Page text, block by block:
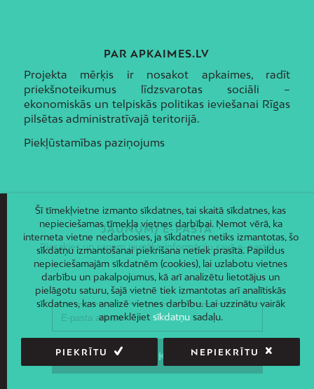
PAR APKAIMES.LV
Projekta mērķis ir nosakot apkaimes, radīt
priekšnoteikumus līdzsvarotas sociāli –
ekonomiskās un telpiskās politikas ieviešanai Rīgas
pilsētas administratīvajā teritorijā.
Piekļūstamības paziņojums
JAUNUMI E-PASTĀ
Piesakies un saņem jaunāko informāciju savā e-pastā!
Šī tīmekļvietne izmanto sīkdatnes, tai skaitā sīkdatnes, kas
nepieciešamas tīmekļa vietnes darbībai. Ņemot vērā, ka
interneta vietne nedarbosies, ja sīkdatnes netiks izmantotas, šo
sīkdatņu izmantošanai piekrišana netiek prasīta. Papildus
nepieciešamajām sīkdatnēm (cookies), lai uzlabotu vietnes
darbību un pakalpojumus, kā arī analizētu lietotājus un
pielāgotu saturu, šajā vietnē tiek izmantotas arī analītiskās
sīkdatnes, kas analizē vietnes darbību. Lai uzzinātu vairāk
apmeklējiet sīkdatņusadaļu.
PIEKRĪTU NEPIEKRĪTU